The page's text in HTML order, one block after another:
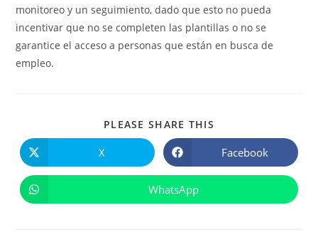
monitoreo y un seguimiento, dado que esto no pueda
incentivar que no se completen las plantillas o no se
garantice el acceso a personas que están en busca de
empleo.
PLEASE SHARE THIS
abre
en
ventana
X Se
abre
en
ventana
Facebook
Se
abre
WhatsApp